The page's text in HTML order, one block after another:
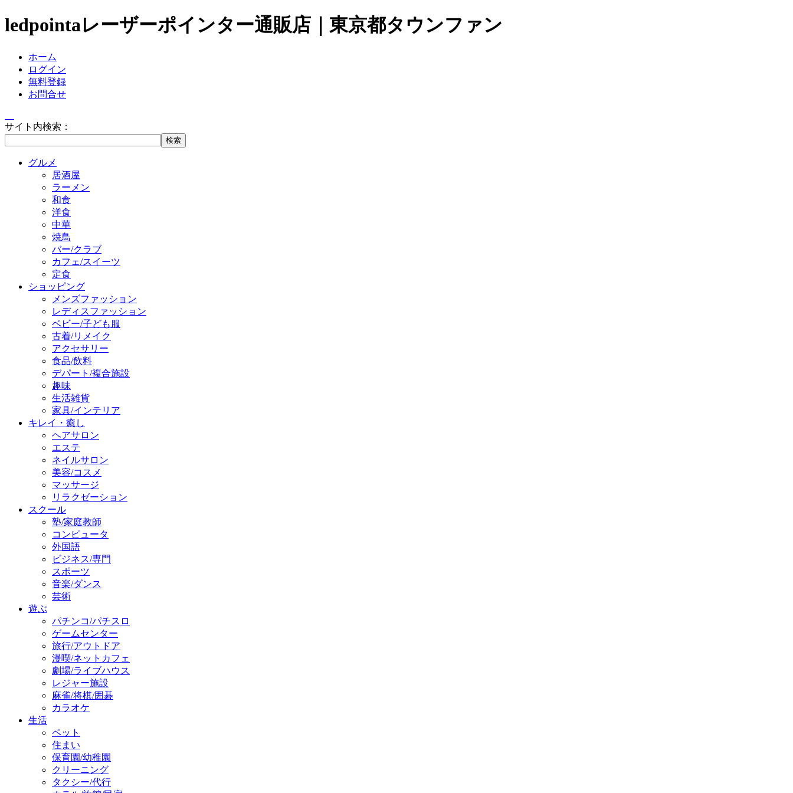
ledpointaレーザーポインター通販店｜東京都タウンファン
ホーム
ログイン
無料登録
お問合せ
サイト内検索：
グルメ
居酒屋
ラーメン
和食
洋食
中華
焼鳥
バー/クラブ
カフェ/スイーツ
定食
ショッピング
メンズファッション
レディスファッション
ベビー/子ども服
古着/リメイク
アクセサリー
食品/飲料
デパート/複合施設
趣味
生活雑貨
家具/インテリア
キレイ・癒し
ヘアサロン
エステ
ネイルサロン
美容/コスメ
マッサージ
リラクゼーション
スクール
塾/家庭教師
コンピュータ
外国語
ビジネス/専門
スポーツ
音楽/ダンス
芸術
遊ぶ
パチンコ/パチスロ
ゲームセンター
旅行/アウトドア
漫喫/ネットカフェ
劇場/ライブハウス
レジャー施設
麻雀/将棋/囲碁
カラオケ
生活
ペット
住まい
保育園/幼稚園
クリーニング
タクシー/代行